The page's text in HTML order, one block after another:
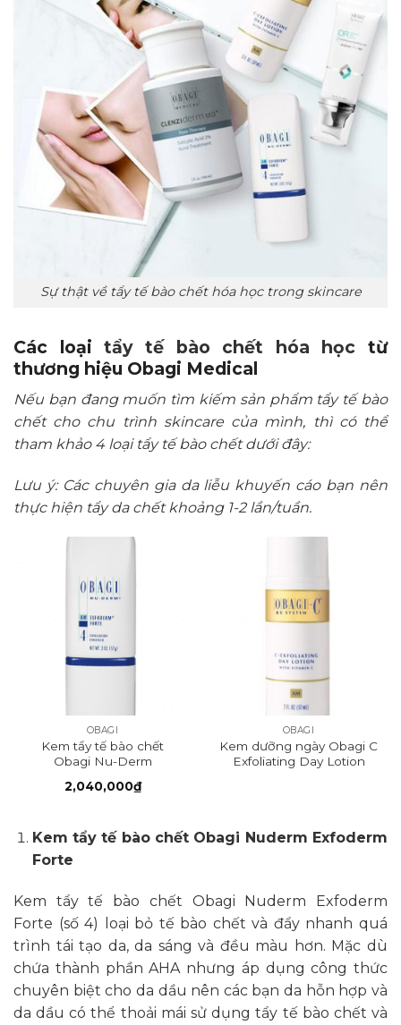
Sự thật về tẩy tế bào chết hóa học trong skincare
Các loạitẩy tế bào chết hóa học từ
thương hiệu Obagi Medical
Nếu bạn đang muốn tìm kiếm sản phẩm tẩy tế bào
chết cho chu trình skincare của mình, thì có thể
tham khảo 4 loại tẩy tế bào chết dưới đây:
Lưu ý: Các chuyên gia da liễu khuyến cáo bạn nên
thực hiện tẩy da chết khoảng 1-2 lần/tuần.
OBAGI
Kem tẩy tế bào chết
Obagi Nu-Derm
2,040,000₫
OBAGI
Kem dưỡng ngày Obagi C
Exfoliating Day Lotion
Kem tẩy tế bào chết Obagi Nuderm Exfoderm
Forte
Kem tẩy tế bào chết Obagi Nuderm Exfoderm
Forte (số 4) loại bỏ tế bào chết và đẩy nhanh quá
trình tái tạo da, da sáng và đều màu hơn. Mặc dù
chứa thành phần AHA nhưng áp dụng công thức
chuyên biệt cho da dầu nên các bạn da hỗn hợp và
da dầu có thể thoải mái sử dụng tẩy tế bào chết và